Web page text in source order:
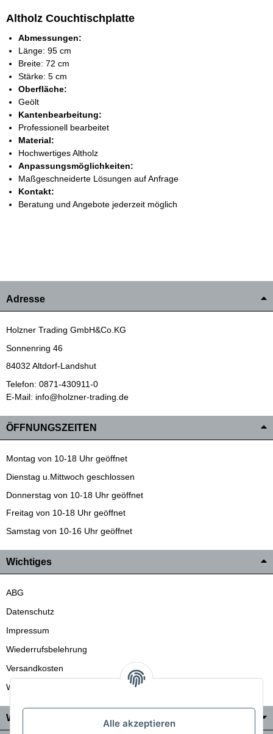
Altholz Couchtischplatte
Abmessungen:
Länge: 95 cm
Breite: 72 cm
Stärke: 5 cm
Oberfläche:
Geölt
Kantenbearbeitung:
Professionell bearbeitet
Material:
Hochwertiges Altholz
Anpassungsmöglichkeiten:
Maßgeschneiderte Lösungen auf Anfrage
Kontakt:
Beratung und Angebote jederzeit möglich
Adresse
Holzner Trading GmbH&Co.KG
Sonnenring 46
84032 Altdorf-Landshut
Telefon: 0871-430911-0
E-Mail: info@holzner-trading.de
ÖFFNUNGSZEITEN
Montag von 10-18 Uhr geöffnet
Dienstag u.Mittwoch geschlossen
Donnerstag von 10-18 Uhr geöffnet
Freitag von 10-18 Uhr geöffnet
Samstag von 10-16 Uhr geöffnet
Wichtiges
ABG
Datenschutz
Impressum
Wiederrufsbelehrung
Versandkosten
Wir liefern auch in die Schweiz
Wo Sie uns finden Alle akzeptieren